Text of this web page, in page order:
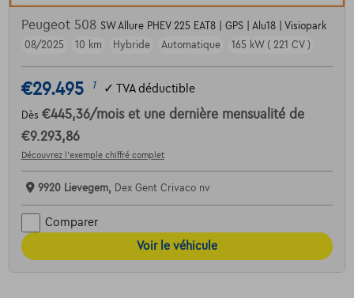
Peugeot 508 SW Allure PHEV 225 EAT8 | GPS | Alu18 | Visiopark
08/2025
10 km Hybride Automatique 165 kW ( 221 CV )
€29.495 1 ✓ TVA déductible
Dès €445,36/mois et une dernière mensualité de
€9.293,86
Découvrez l’exemple chiffré complet
9920 Lievegem, Dex Gent Crivaco nv
Comparer
Voir le véhicule